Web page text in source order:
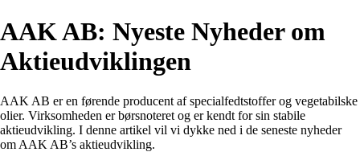
AAK AB: Nyeste Nyheder om
Aktieudviklingen
AAK AB er en førende producent af specialfedtstoffer og vegetabilske
olier. Virksomheden er børsnoteret og er kendt for sin stabile
aktieudvikling. I denne artikel vil vi dykke ned i de seneste nyheder
om AAK AB’s aktieudvikling.